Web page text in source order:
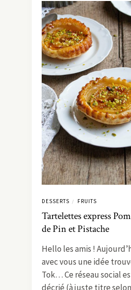
DESSERTS / FRUITS
Tartelettes express
de Pin et Pistache
Hello les amis !
avec vous une idée
Tok… Ce réseau social
décrié (à juste titre